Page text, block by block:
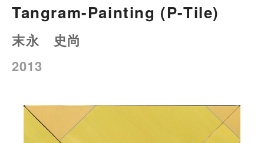
Tangram-Painting (P-Tile)
末永 史尚
2013